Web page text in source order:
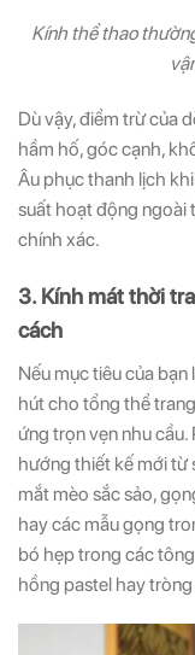
Kính thể thao
Dù vậy, điểm trừ của
hầm hố, góc cạnh,
Âu phục thanh lịch
suất hoạt động ngoài
chính xác.
3. Kính mát thời
cách
Nếu mục tiêu của
hút cho tổng thể
ứng trọn vẹn nhu
hướng thiết kế mới từ
mắt mèo sắc sảo,
hay các mẫu gọng
bó hẹp trong các
hồng pastel hay